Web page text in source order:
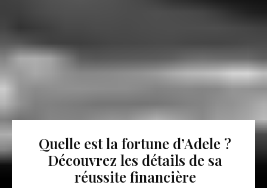
Quelle est la fortune d’Adele ?
Découvrez les détails de sa
réussite financière